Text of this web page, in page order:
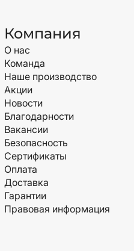
Компания
О нас
Команда
Наше производство
Акции
Новости
Благодарности
Вакансии
Безопасность
Сертификаты
Оплата
Доставка
Гарантии
Правовая информация